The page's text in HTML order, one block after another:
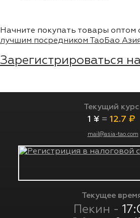
Начните покупать товары оптом
лучшим посредником ТаоБао
Зарегистрироваться
Текущий курс
1 ¥ = 12.7 ₽
mail@asia-tao.com
Текущее
Пекин -